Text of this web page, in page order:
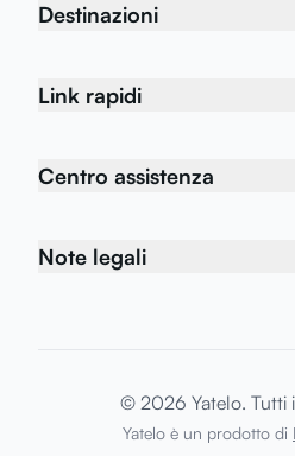
Destinazioni
Link rapidi
Centro assistenza
Note legali
© 2026 Yatelo. Tutti
Yatelo è un prodotto di